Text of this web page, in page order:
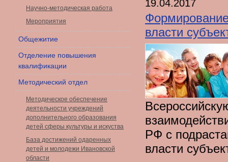
Научно-методическая работа
Мероприятия
Общежитие
Отделение повышения
квалификации
Методический отдел
Методическое обеспечение
деятельности учреждений
дополнительного образования
детей сферы культуры и искуства
База достижений одаренных
детей и молодежи Ивановской
области
19.04.2017
власти
РФ с
власти